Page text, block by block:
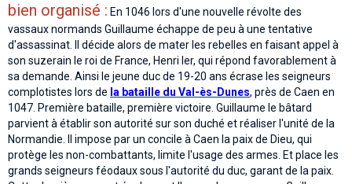
bien organisé : En 1046 lors d'une nouvelle révolte des
vassaux normands Guillaume échappe de peu à une tentative
d'assassinat. Il décide alors de mater les rebelles en faisant appel à
son suzerain le roi de France, Henri Ier, qui répond favorablement à
sa demande. Ainsi le jeune duc de 19-20 ans écrase les seigneurs
complotistes lors de la bataille du Val-ès-Dunes, près de Caen en
1047. Première bataille, première victoire. Guillaume le bâtard
parvient à établir son autorité sur son duché et réaliser l'unité de la
Normandie. Il impose par un concile à Caen la paix de Dieu, qui
protège les non-combattants, limite l'usage des armes. Et place les
grands seigneurs féodaux sous l'autorité du duc, garant de la paix.